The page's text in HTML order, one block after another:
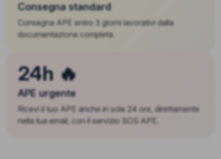
Consegna standard
Consegna APE entro 3 giorni lavorativi dalla
documentazione completa.
24h 🔥
APE urgente
Ricevi il tuo APE anche in sole 24 ore, direttamente
nella tua email, con il servizio SOS APE.